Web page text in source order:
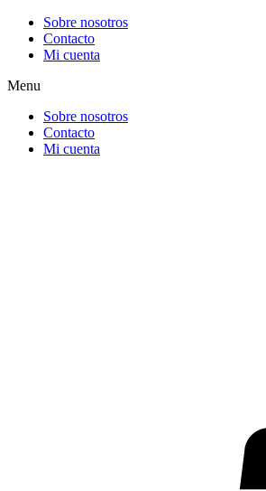
contenido
Sobre nosotros
Contacto
Mi cuenta
Menu
Sobre nosotros
Contacto
Mi cuenta